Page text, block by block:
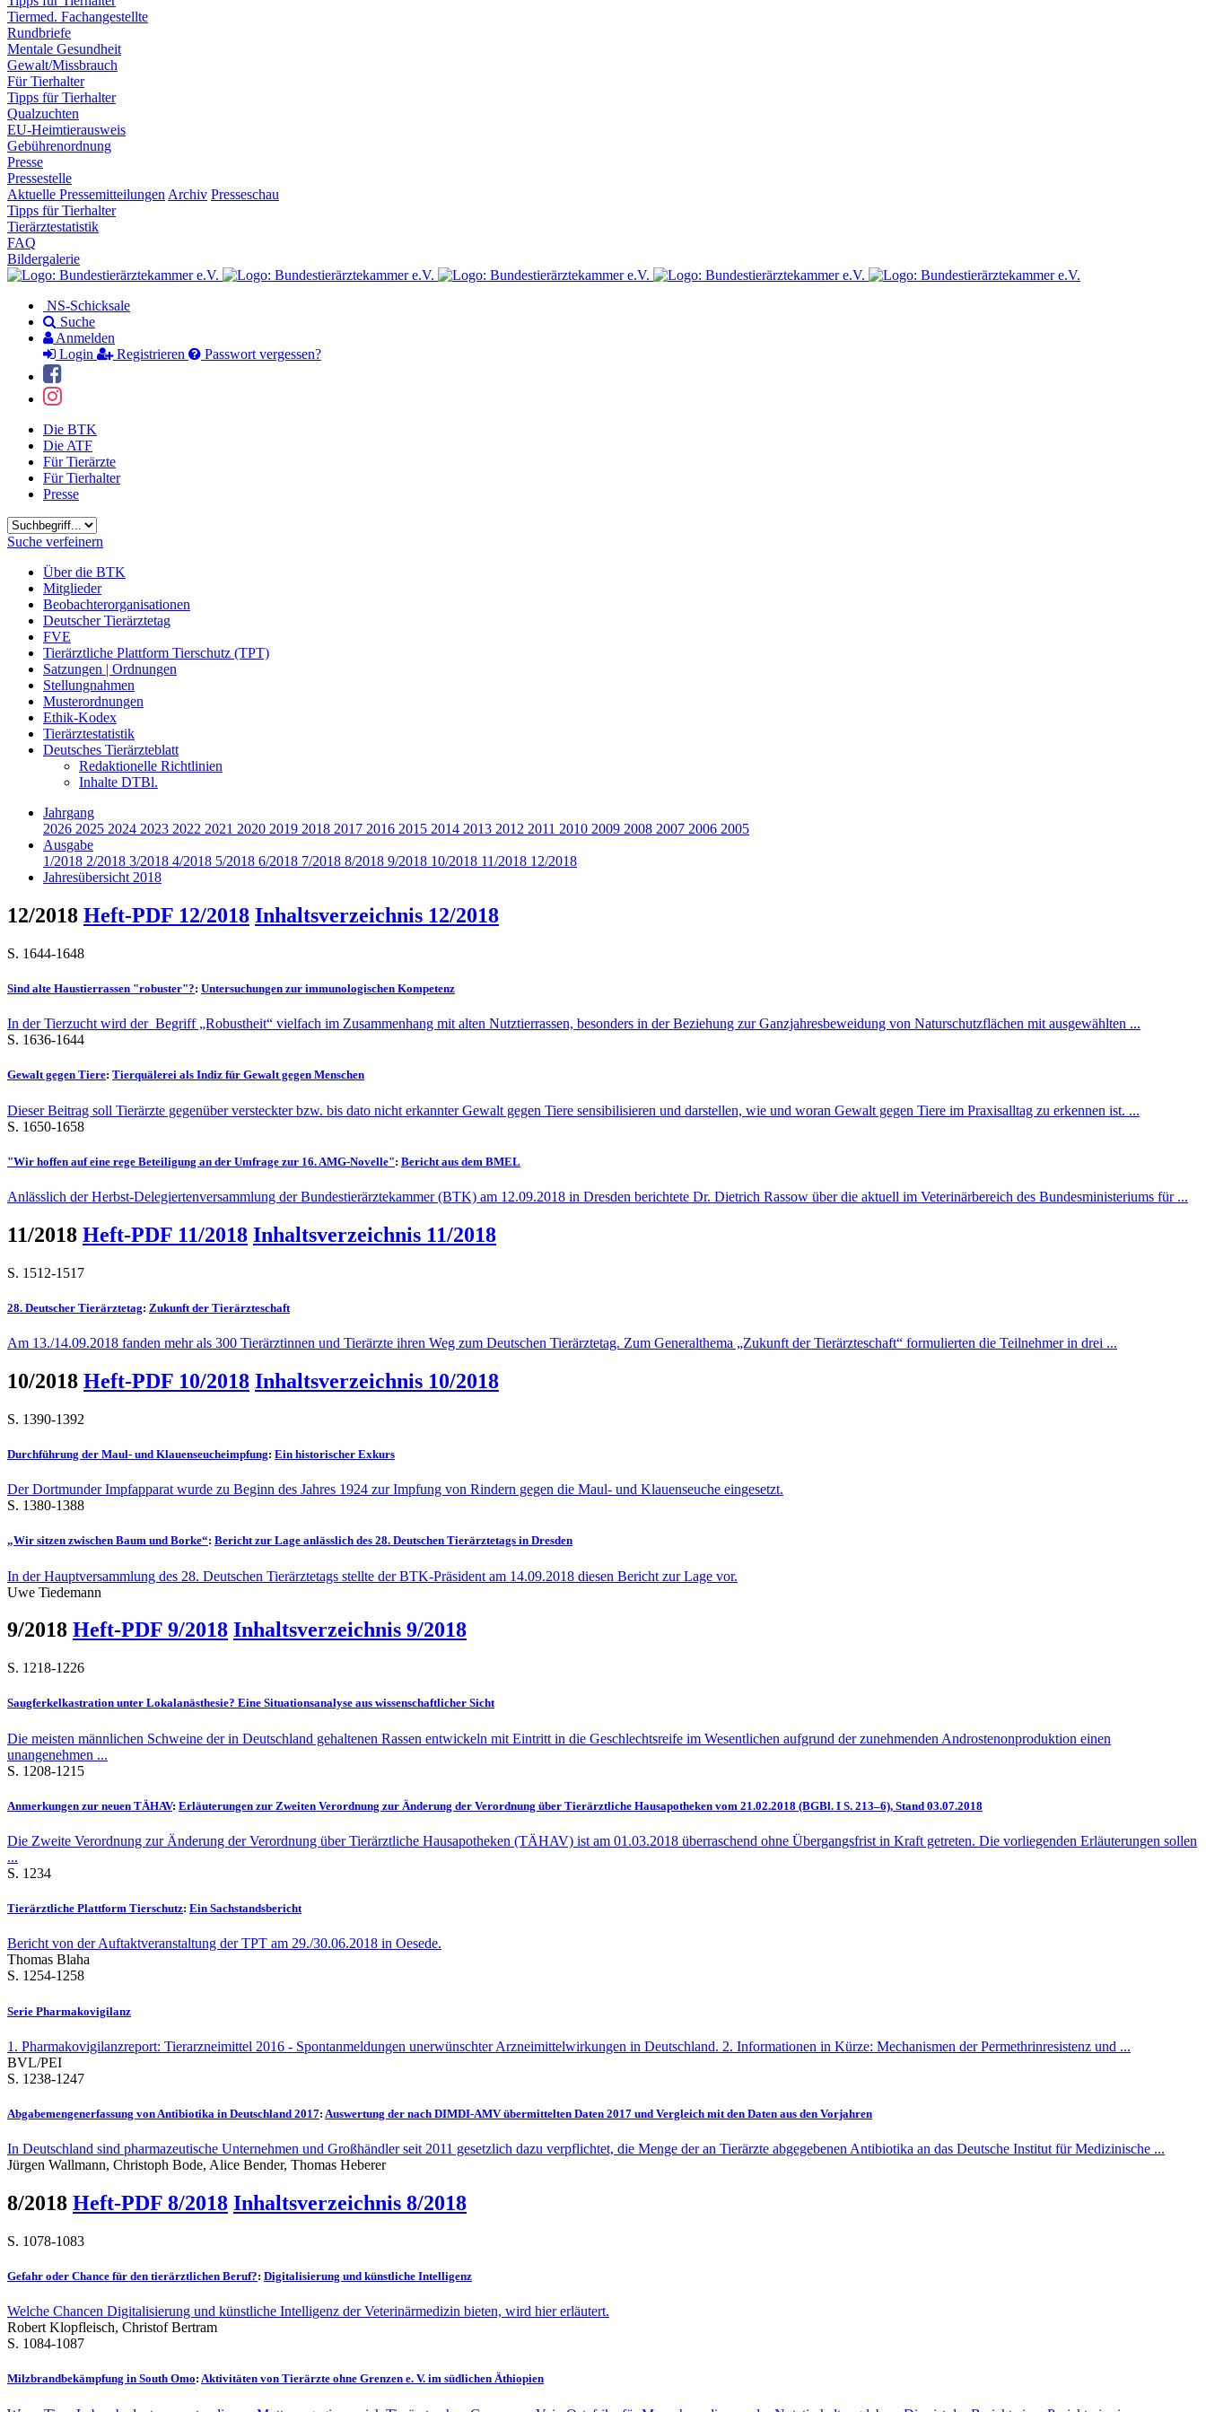
Tiermed. Fachangestellte
Rundbriefe
Mentale Gesundheit
Gewalt/Missbrauch
Für Tierhalter
Tipps für Tierhalter
Qualzuchten
EU-Heimtierausweis
Gebührenordnung
Presse
Pressestelle
Aktuelle Pressemitteilungen Archiv Presseschau
Tipps für Tierhalter
Tierärztestatistik
FAQ
Bildergalerie
NS-Schicksale
Suche
Anmelden
Login
Registrieren Passwort vergessen?
Die BTK
Die ATF
Für Tierärzte
Für Tierhalter
Presse
Suchbegriff
Suche verfeinern
Über die BTK
Mitglieder
Beobachterorganisationen
Deutscher Tierärztetag
FVE
Tierärztliche Plattform Tierschutz (TPT)
Satzungen | Ordnungen
Stellungnahmen
Musterordnungen
Ethik-Kodex
Tierärztestatistik
Deutsches Tierärzteblatt
Redaktionelle Richtlinien
Inhalte DTBl.
Jahrgang
2026 2025 2024 2023 2022 2021 2020 2019 2018 2017 2016 2015 2014 2013 2012 2011 2010 2009 2008 2007 2006 2005
Ausgabe
1/2018 2/2018 3/2018 4/2018 5/2018 6/2018 7/2018 8/2018 9/2018 10/2018 11/2018 12/2018
Jahresübersicht 2018
12/2018 Heft-PDF 12/2018 Inhaltsverzeichnis 12/2018
S. 1644-1648
Sind alte Haustierrassen "robuster"?: Untersuchungen zur immunologischen Kompetenz
In der Tierzucht wird der Begriff „Robustheit“ vielfach im Zusammenhang mit alten Nutztierrassen, besonders in der Beziehung zur Ganzjahresbeweidung von Naturschutzflächen mit ausgewählten ...
S. 1636-1644
Gewalt gegen Tiere: Tierquälerei als Indiz für Gewalt gegen Menschen
Dieser Beitrag soll Tierärzte gegenüber versteckter bzw. bis dato nicht erkannter Gewalt gegen Tiere sensibilisieren und darstellen, wie und woran Gewalt gegen Tiere im Praxisalltag zu erkennen ist. ...
S. 1650-1658
"Wir hoffen auf eine rege Beteiligung an der Umfrage zur 16. AMG-Novelle": Bericht aus dem BMEL
Anlässlich der Herbst-Delegiertenversammlung der Bundestierärztekammer (BTK) am 12.09.2018 in Dresden berichtete Dr. Dietrich Rassow über die aktuell im Veterinärbereich des Bundesministeriums für ...
11/2018 Heft-PDF 11/2018 Inhaltsverzeichnis 11/2018
S. 1512-1517
28. Deutscher Tierärztetag: Zukunft der Tierärzteschaft
Am 13./14.09.2018 fanden mehr als 300 Tierärztinnen und Tierärzte ihren Weg zum Deutschen Tierärztetag. Zum Generalthema „Zukunft der Tierärzteschaft“ formulierten die Teilnehmer in drei ...
10/2018 Heft-PDF 10/2018 Inhaltsverzeichnis 10/2018
S. 1390-1392
Durchführung der Maul- und Klauenseucheimpfung: Ein historischer Exkurs
Der Dortmunder Impfapparat wurde zu Beginn des Jahres 1924 zur Impfung von Rindern gegen die Maul- und Klauenseuche eingesetzt.
S. 1380-1388
„Wir sitzen zwischen Baum und Borke“: Bericht zur Lage anlässlich des 28. Deutschen Tierärztetags in Dresden
In der Hauptversammlung des 28. Deutschen Tierärztetags stellte der BTK-Präsident am 14.09.2018 diesen Bericht zur Lage vor.
Uwe Tiedemann
9/2018 Heft-PDF 9/2018 Inhaltsverzeichnis 9/2018
S. 1218-1226
Saugferkelkastration unter Lokalanästhesie? Eine Situationsanalyse aus wissenschaftlicher Sicht
Die meisten männlichen Schweine der in Deutschland gehaltenen Rassen entwickeln mit Eintritt in die Geschlechtsreife im Wesentlichen aufgrund der zunehmenden Androstenonproduktion einen
unangenehmen ...
S. 1208-1215
Anmerkungen zur neuen TÄHAV: Erläuterungen zur Zweiten Verordnung zur Änderung der Verordnung über Tierärztliche Hausapotheken vom 21.02.2018 (BGBl. I S. 213–6), Stand 03.07.2018
Die Zweite Verordnung zur Änderung der Verordnung über Tierärztliche Hausapotheken (TÄHAV) ist am 01.03.2018 überraschend ohne Übergangsfrist in Kraft getreten. Die vorliegenden Erläuterungen sollen
...
S. 1234
Tierärztliche Plattform Tierschutz: Ein Sachstandsbericht
Bericht von der Auftaktveranstaltung der TPT am 29./30.06.2018 in Oesede.
Thomas Blaha
S. 1254-1258
Serie Pharmakovigilanz
1. Pharmakovigilanzreport: Tierarzneimittel 2016 - Spontanmeldungen unerwünschter Arzneimittelwirkungen in Deutschland. 2. Informationen in Kürze: Mechanismen der Permethrinresistenz und ...
BVL/PEI
S. 1238-1247
Abgabemengenerfassung von Antibiotika in Deutschland 2017: Auswertung der nach DIMDI-AMV übermittelten Daten 2017 und Vergleich mit den Daten aus den Vorjahren
In Deutschland sind pharmazeutische Unternehmen und Großhändler seit 2011 gesetzlich dazu verpflichtet, die Menge der an Tierärzte abgegebenen Antibiotika an das Deutsche Institut für Medizinische ...
Jürgen Wallmann, Christoph Bode, Alice Bender, Thomas Heberer
8/2018 Heft-PDF 8/2018 Inhaltsverzeichnis 8/2018
S. 1078-1083
Gefahr oder Chance für den tierärztlichen Beruf?: Digitalisierung und künstliche Intelligenz
Welche Chancen Digitalisierung und künstliche Intelligenz der Veterinärmedizin bieten, wird hier erläutert.
Robert Klopfleisch, Christof Bertram
S. 1084-1087
Milzbrandbekämpfung in South Omo: Aktivitäten von Tierärzte ohne Grenzen e. V. im südlichen Äthiopien